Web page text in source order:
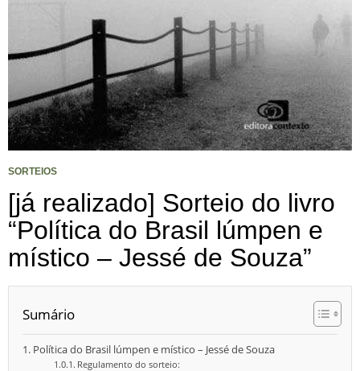
SORTEIOS
[já realizado] Sorteio do livro
“Política do Brasil lúmpen e
místico – Jessé de Souza”
Sumário
Política do Brasil lúmpen e místico – Jessé de Souza
Regulamento do sorteio: